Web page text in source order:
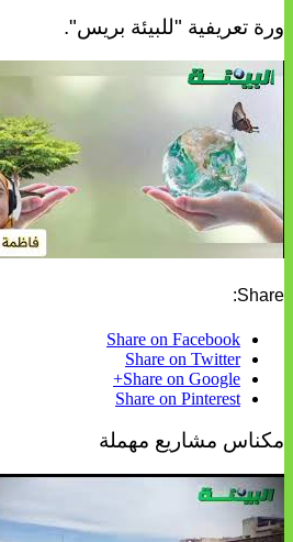
ورة تعريفية "للبيئة بريس".
Share:
Share on Facebook
Share on Twitter
Share on Google+
Share on Pinterest
مكناس مشاريع مهملة